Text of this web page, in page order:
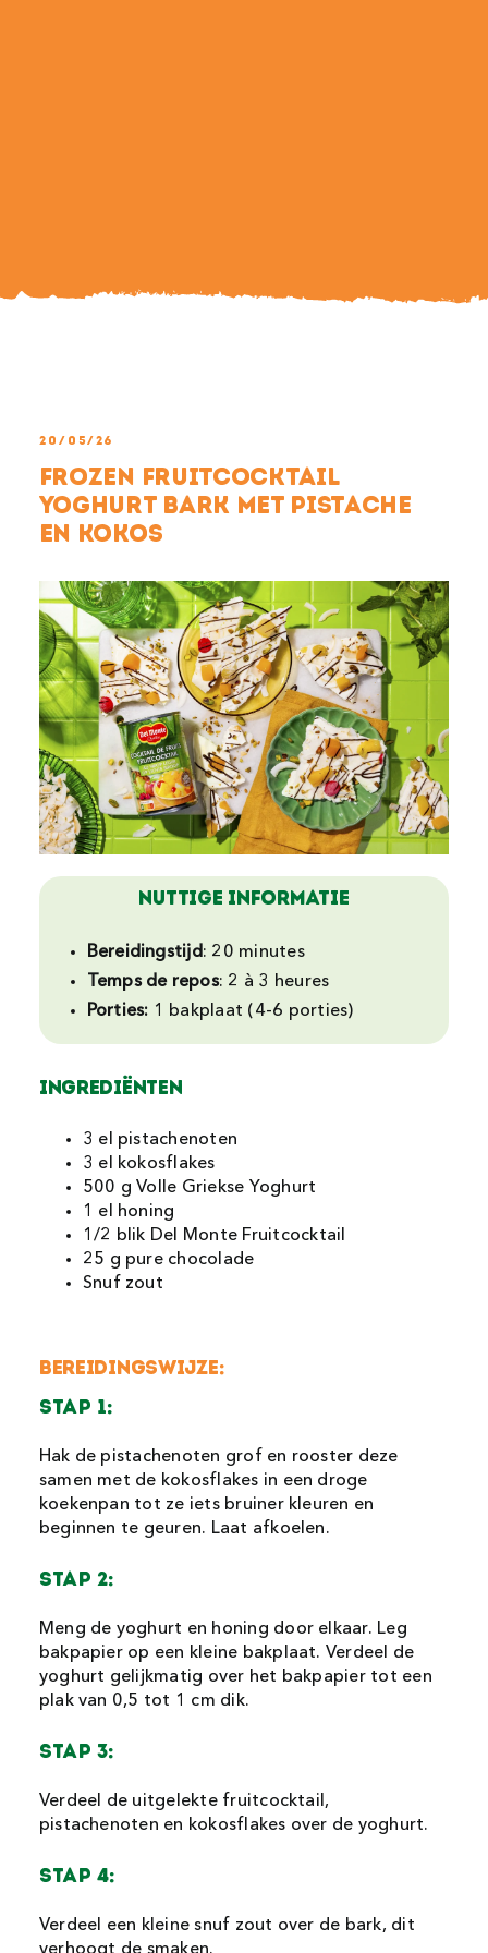
20/05/26
Frozen Fruitcocktail
Yoghurt Bark met Pistache
en Kokos
NUTTIGE INFORMATIE
Bereidingstijd: 20 minutes
Temps de repos: 2 à 3 heures
Porties: 1 bakplaat (4-6 porties)
Ingrediënten
3 el pistachenoten
3 el kokosflakes
500 g Volle Griekse Yoghurt
1 el honing
1/2 blik Del Monte Fruitcocktail
25 g pure chocolade
Snuf zout
Bereidingswijze:
STAP 1:
Hak de pistachenoten grof en rooster deze
samen met de kokosflakes in een droge
koekenpan tot ze iets bruiner kleuren en
beginnen te geuren. Laat afkoelen.
STAP 2:
Meng de yoghurt en honing door elkaar. Leg
bakpapier op een kleine bakplaat. Verdeel de
yoghurt gelijkmatig over het bakpapier tot een
plak van 0,5 tot 1 cm dik.
STAP 3:
Verdeel de uitgelekte fruitcocktail,
pistachenoten en kokosflakes over de yoghurt.
STAP 4:
Verdeel een kleine snuf zout over de bark, dit